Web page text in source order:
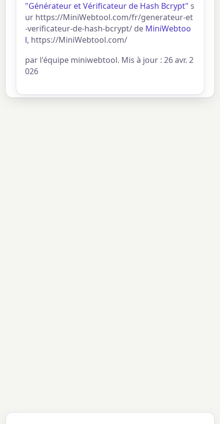
"Générateur et Vérificateur de Hash Bcrypt" s
ur https://MiniWebtool.com/fr/generateur-et
-verificateur-de-hash-bcrypt/ de MiniWebtoo
l, https://MiniWebtool.com/
par l'équipe miniwebtool. Mis à jour : 26 avr. 2
026